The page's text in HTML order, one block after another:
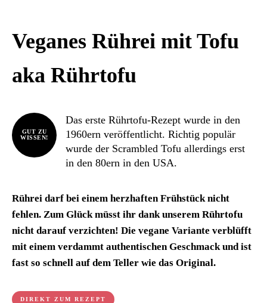
Veganes Rührei mit Tofu
aka Rührtofu
GUT ZU
WISSEN!
Das erste Rührtofu-Rezept wurde in den
1960ern veröffentlicht. Richtig populär
wurde der Scrambled Tofu allerdings erst
in den 80ern in den USA.
Rührei darf bei einem herzhaften Frühstück nicht
fehlen. Zum Glück müsst ihr dank unserem Rührtofu
nicht darauf verzichten! Die vegane Variante verblüfft
mit einem verdammt authentischen Geschmack und ist
fast so schnell auf dem Teller wie das Original.
DIREKT ZUM REZEPT